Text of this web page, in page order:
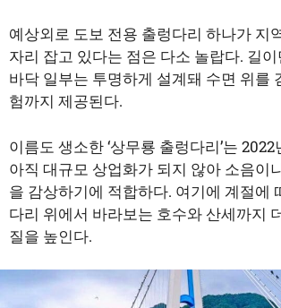
예상외로 도보 전용 출렁다리 하나가 지
자리 잡고 있다는 점은 다소 놀랍다. 길
바닥 일부는 투명하게 설계돼 수면 위를
험까지 제공된다.
이름도 생소한 ‘상무룡 출렁다리’는
아직 대규모 상업화가 되지 않아 소음이
을 감상하기에 적합하다. 여기에 계절에
다리 위에서 바라보는 호수와 산세까지
질을 높인다.